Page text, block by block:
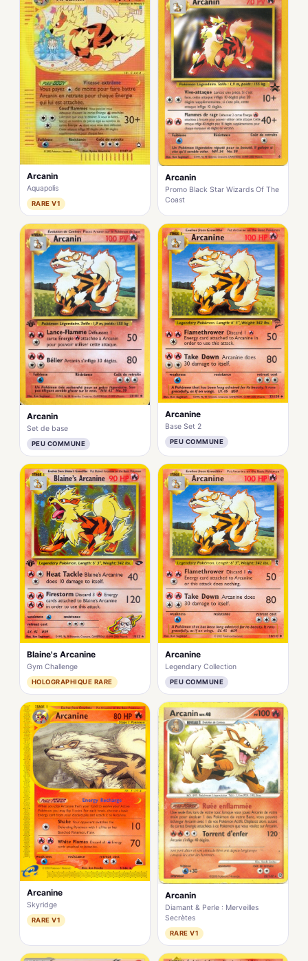
Arcanin
Aquapolis
RARE V1
Arcanin
Promo Black Star Wizards Of The
Coast
Arcanin
Set de base
PEU COMMUNE
Arcanine
Base Set 2
PEU COMMUNE
Blaine's Arcanine
Gym Challenge
HOLOGRAPHIQUE RARE
Arcanine
Legendary Collection
PEU COMMUNE
Arcanine
Skyridge
RARE V1
Arcanin
Diamant & Perle : Merveilles
Secrètes
RARE V1